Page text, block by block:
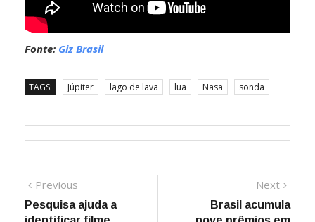
Fonte: Giz Brasil
TAGS: Júpiter lago de lava lua Nasa sonda
Navegação
de
Previous
post:
Pesquisa ajuda a
Next
post:
Brasil acumula